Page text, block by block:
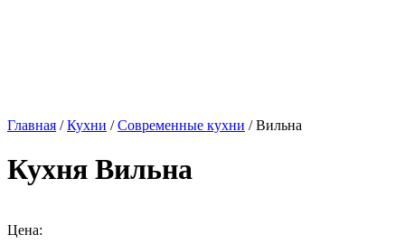
Главная /Кухни /Современные кухни / Вильна
Кухня Вильна
Цена: